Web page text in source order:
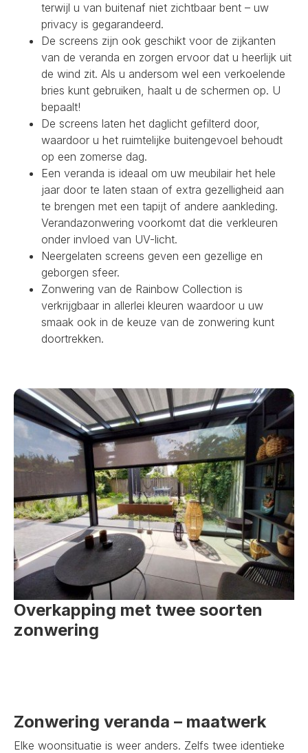
terwijl u van buitenaf niet zichtbaar bent – uw
privacy is gegarandeerd.
De screens zijn ook geschikt voor de zijkanten
van de veranda en zorgen ervoor dat u heerlijk uit
de wind zit. Als u andersom wel een verkoelende
bries kunt gebruiken, haalt u de schermen op. U
bepaalt!
De screens laten het daglicht gefilterd door,
waardoor u het ruimtelijke buitengevoel behoudt
op een zomerse dag.
Een veranda is ideaal om uw meubilair het hele
jaar door te laten staan of extra gezelligheid aan
te brengen met een tapijt of andere aankleding.
Verandazonwering voorkomt dat die verkleuren
onder invloed van UV-licht.
Neergelaten screens geven een gezellige en
geborgen sfeer.
Zonwering van de Rainbow Collection is
verkrijgbaar in allerlei kleuren waardoor u uw
smaak ook in de keuze van de zonwering kunt
doortrekken.
Overkapping met twee soorten
zonwering
Zonwering veranda – maatwerk
Elke woonsituatie is weer anders. Zelfs twee identieke